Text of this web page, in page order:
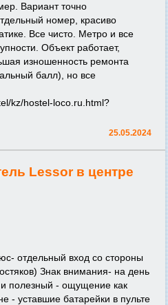
Вариант точно
номер, красиво
Все чисто. Метро и все
Объект работает,
изношенность ремонта
балл), но все
kz/hostel-loco.ru.html?
25.05.2024
Lessor в центре
отдельный вход со стороны
Знак внимания- на день
полезный - ощущение как
- уставшие батарейки в пульте